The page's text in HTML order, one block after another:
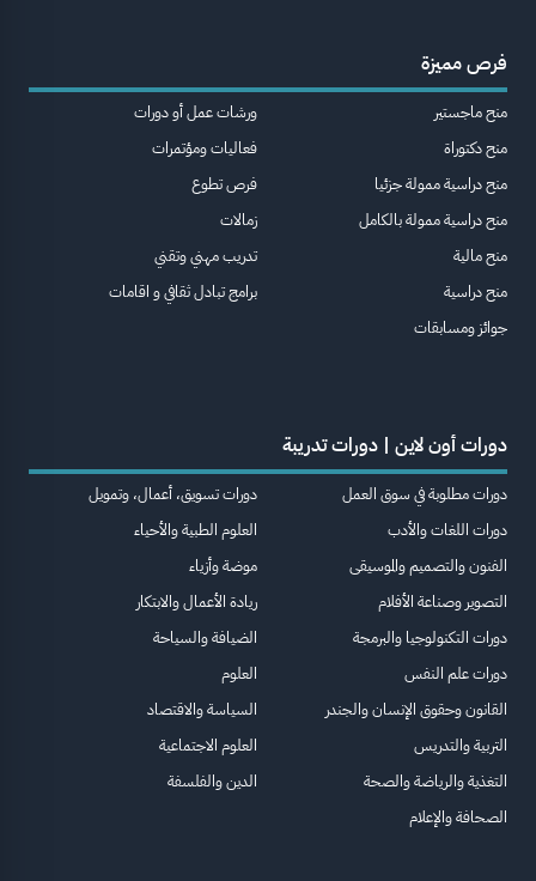
فرص مميزة
منح ماجستير
منح دكتوراة
منح دراسية ممولة جزئيا
منح دراسية ممولة بالكامل
منح مالية
منح دراسية
جوائز ومسابقات
ورشات عمل أو دورات
فعاليات ومؤتمرات
فرص تطوع
زمالات
تدريب مهني وتقني
برامج تبادل ثقافي و اقامات
دورات أون لاين | دورات تدريبة
دورات مطلوبة في سوق العمل
دورات اللغات والأدب
الفنون والتصميم والموسيقى
التصوير وصناعة الأفلام
دورات التكنولوجيا والبرمجة
دورات علم النفس
القانون وحقوق الإنسان والجندر
التربية والتدريس
التغذية والرياضة والصحة
الصحافة والإعلام
دورات تسويق، أعمال، وتمويل
العلوم الطبية والأحياء
موضة وأزياء
ريادة الأعمال والابتكار
الضيافة والسياحة
العلوم
السياسة والاقتصاد
العلوم الاجتماعية
الدين والفلسفة